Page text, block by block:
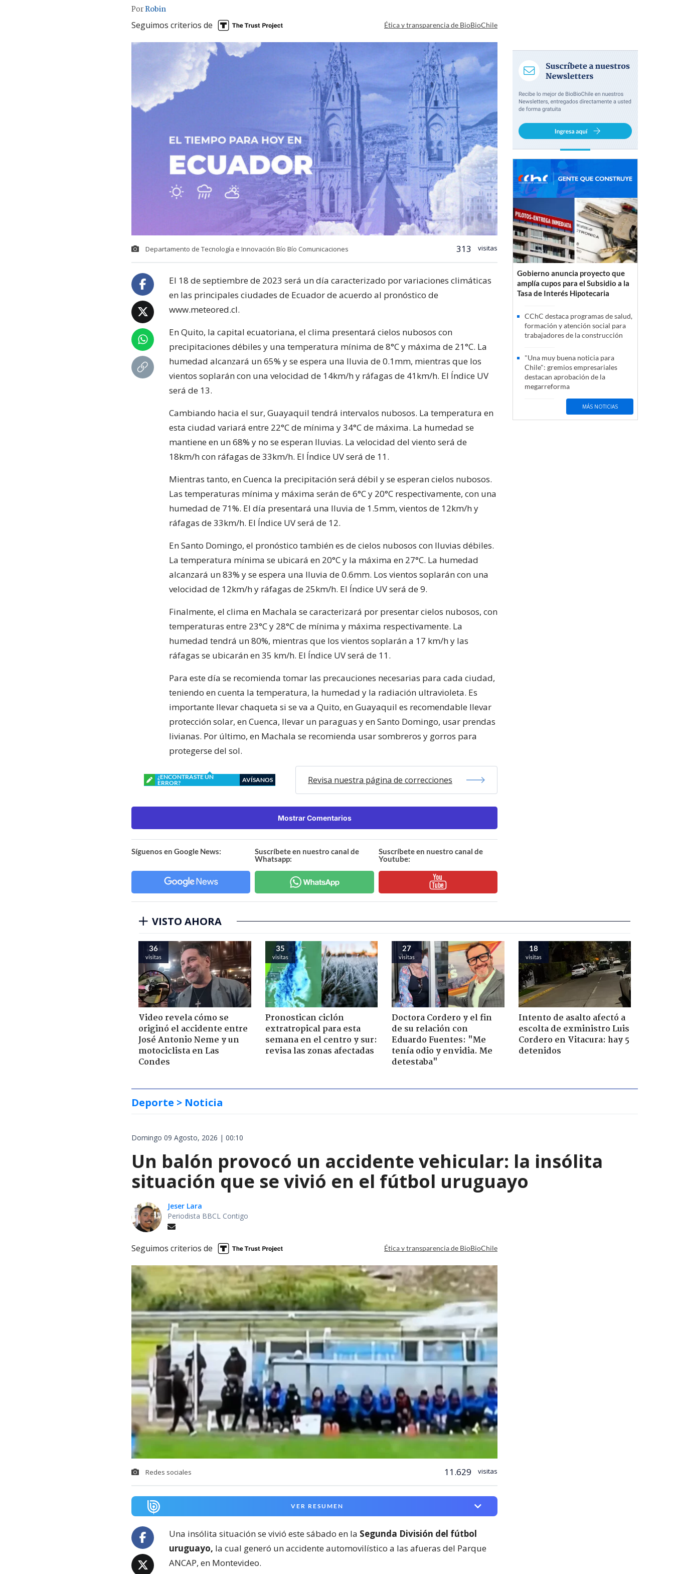
PorRobin
Seguimos criterios de Ética y transparencia de BioBioChile
Departamento de Tecnología e Innovación Bío Bío Comunicaciones 313 visitas
El 18 de septiembre de 2023 será un día caracterizado por variaciones climáticas
en las principales ciudades de Ecuador de acuerdo al pronóstico de
www.meteored.cl.
En Quito, la capital ecuatoriana, el clima presentará cielos nubosos con
precipitaciones débiles y una temperatura mínima de 8°C y máxima de 21°C. La
humedad alcanzará un 65% y se espera una lluvia de 0.1mm, mientras que los
vientos soplarán con una velocidad de 14km/h y ráfagas de 41km/h. El Índice UV
será de 13.
Cambiando hacia el sur, Guayaquil tendrá intervalos nubosos. La temperatura en
esta ciudad variará entre 22°C de mínima y 34°C de máxima. La humedad se
mantiene en un 68% y no se esperan lluvias. La velocidad del viento será de
18km/h con ráfagas de 33km/h. El Índice UV será de 11.
Mientras tanto, en Cuenca la precipitación será débil y se esperan cielos nubosos.
Las temperaturas mínima y máxima serán de 6°C y 20°C respectivamente, con una
humedad de 71%. El día presentará una lluvia de 1.5mm, vientos de 12km/h y
ráfagas de 33km/h. El Índice UV será de 12.
En Santo Domingo, el pronóstico también es de cielos nubosos con lluvias débiles.
La temperatura mínima se ubicará en 20°C y la máxima en 27°C. La humedad
alcanzará un 83% y se espera una lluvia de 0.6mm. Los vientos soplarán con una
velocidad de 12km/h y ráfagas de 25km/h. El Índice UV será de 9.
Finalmente, el clima en Machala se caracterizará por presentar cielos nubosos, con
temperaturas entre 23°C y 28°C de mínima y máxima respectivamente. La
humedad tendrá un 80%, mientras que los vientos soplarán a 17 km/h y las
ráfagas se ubicarán en 35 km/h. El Índice UV será de 11.
Para este día se recomienda tomar las precauciones necesarias para cada ciudad,
teniendo en cuenta la temperatura, la humedad y la radiación ultravioleta. Es
importante llevar chaqueta si se va a Quito, en Guayaquil es recomendable llevar
protección solar, en Cuenca, llevar un paraguas y en Santo Domingo, usar prendas
livianas. Por último, en Machala se recomienda usar sombreros y gorros para
protegerse del sol.
¿ENCONTRASTE UN
ERROR?
AVÍSANOS Revisa nuestra página de correcciones
Mostrar Comentarios
Síguenos en Google News:
Suscríbete en nuestro canal de
Whatsapp:
Suscríbete en nuestro canal de
Youtube:
Gobierno anuncia proyecto que
amplía cupos para el Subsidio a la
Tasa de Interés Hipotecaria
CChC destaca programas de salud,
formación y atención social para
trabajadores de la construcción
"Una muy buena noticia para
Chile": gremios empresariales
destacan aprobación de la
megarreforma
MÁS NOTICIAS
VISTO AHORA
36
visitas
Video revela cómo se
originó el accidente entre
José Antonio Neme y un
motociclista en Las
Condes
35
visitas
Pronostican ciclón
extratropical para esta
semana en el centro y sur:
revisa las zonas afectadas
27
visitas
Doctora Cordero y el fin
de su relación con
Eduardo Fuentes: "Me
tenía odio y envidia. Me
detestaba"
18
visitas
Intento de asalto afectó a
escolta de exministro Luis
Cordero en Vitacura: hay 5
detenidos
Deporte > Noticia
Domingo 09 Agosto, 2026 | 00:10
Un balón provocó un accidente vehicular: la insólita
situación que se vivió en el fútbol uruguayo
Jeser Lara
Periodista BBCL Contigo
Seguimos criterios de Ética y transparencia de BioBioChile
Redes sociales 11.629 visitas
VER RESUMEN
Una insólita situación se vivió este sábado en la Segunda División del fútbol
uruguayo, la cual generó un accidente automovilístico a las afueras del Parque
ANCAP, en Montevideo.